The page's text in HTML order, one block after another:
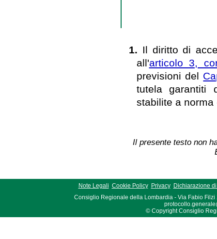
1. Il diritto di
all'articolo 3,
previsioni del
tutela garantiti
stabilite a norma
Il presente testo non
Note Legali Cookie Policy Privacy
Dichiarazione
Consiglio Regionale della Lombardia - Via Fabio Filzi
© Copyright Consiglio